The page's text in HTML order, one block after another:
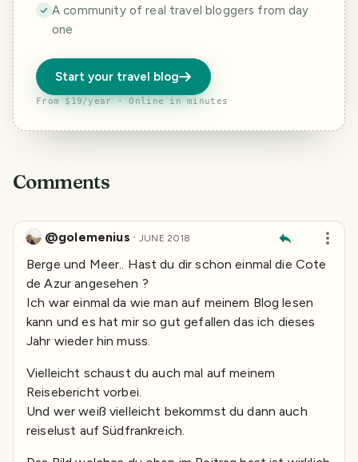
A community of real travel bloggers from day
one
Start your travel blog
From $19/year · Online in minutes
Comments
@golemenius ·JUNE 2018
Berge und Meer.. Hast du dir schon einmal die Cote
de Azur angesehen ?
Ich war einmal da wie man auf meinem Blog lesen
kann und es hat mir so gut gefallen das ich dieses
Jahr wieder hin muss.
Vielleicht schaust du auch mal auf meinem
Reisebericht vorbei.
Und wer weiß vielleicht bekommst du dann auch
reiselust auf Südfrankreich.